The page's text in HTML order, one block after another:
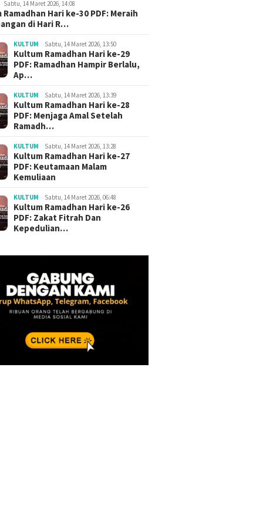
Sabtu, 14 Maret 2026, 14:08
Hari ke-30 PDF: Meraih
di Hari R…
KULTUM Sabtu, 14 Maret 2026, 13:50
Kultum Ramadhan Hari ke-29
PDF: Ramadhan Hampir Berlalu,
Ap…
KULTUM Sabtu, 14 Maret 2026, 13:39
Kultum Ramadhan Hari ke-28
PDF: Menjaga Amal Setelah
Ramadh…
KULTUM Sabtu, 14 Maret 2026, 13:28
Kultum Ramadhan Hari ke-27
PDF: Keutamaan Malam
Kemuliaan
KULTUM Sabtu, 14 Maret 2026, 06:48
Kultum Ramadhan Hari ke-26
PDF: Zakat Fitrah Dan
Kepedulian…